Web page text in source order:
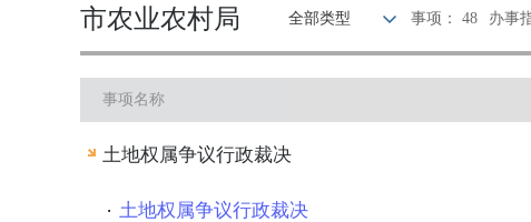
市发改委 常熟生态环境局
常熟市住建局
市农业农村局 全部类型 事项： 48 办事
事项名称
土地权属争议行政裁决
土地权属争议行政裁决